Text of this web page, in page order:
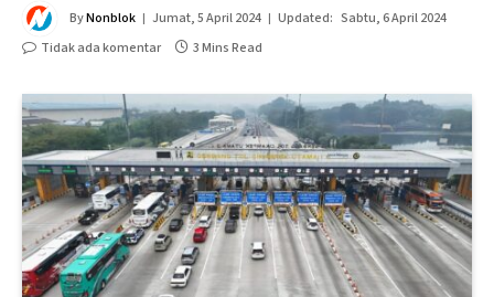
ByNonblok Jumat, 5 April 2024 Updated: Sabtu, 6 April 2024
Tidak ada komentar
3 Mins Read